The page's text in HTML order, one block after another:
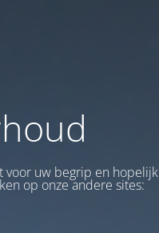
voor uw begrip en hopelijk
op onze andere sites: